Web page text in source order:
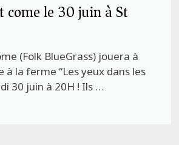
come le 30 juin à St
(Folk BlueGrass) jouera à
à la ferme “Les yeux dans les
30 juin à 20H ! Ils …